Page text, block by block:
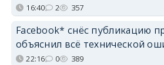
16:40 2 357
Facebook* снёс публикацию
объяснил всё технической
22:16 0 389